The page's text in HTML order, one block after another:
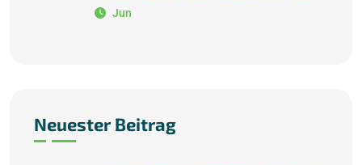
Jun
Neuester Beitrag